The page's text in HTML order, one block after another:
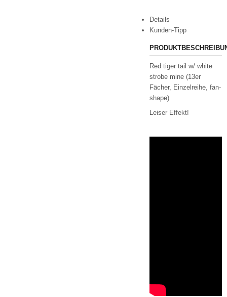
Details
Kunden-Tipp
Red tiger tail w/ white
strobe mine (13er
Fächer, Einzelreihe, fan-
shape)
Leiser Effekt!